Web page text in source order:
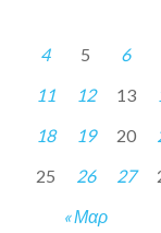
« Μαρ
4
5 6
11
12 13
18
19 20
25
26 27